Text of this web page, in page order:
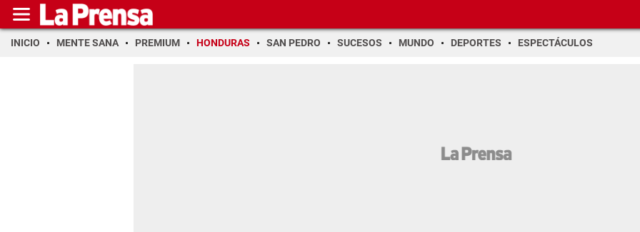
INICIO MENTE SANA PREMIUM HONDURAS SAN PEDRO SUCESOS MUNDO DEPORTES ESPECTÁCULOS